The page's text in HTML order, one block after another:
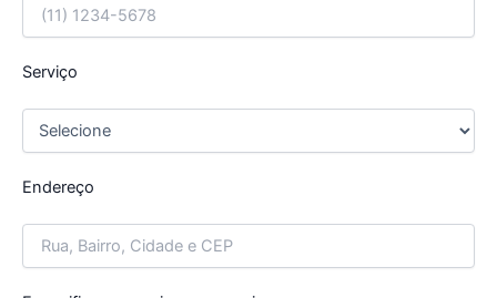
Serviço
Endereço